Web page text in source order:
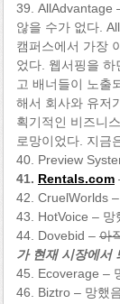
39. AllAdvantage
않을 수가 없다.
캠퍼스에서 가장
었다. 웹서핑을
고 배너들이 노출
해서 회사와 유저
획기적인 비즈니
로망이었다. 지금
40. Preview
41. Rentals.com
42. CruelWorlds
43. HotVoice – 망
44. Dovebid – 아
가 현재 시장에서
45. Ecoverage –
46. Biztro – 망했